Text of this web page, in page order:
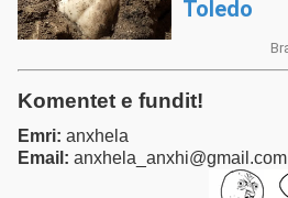
Komentet e fundit!
Emri: anxhela
Email: anxhela_anxhi@gmail.com